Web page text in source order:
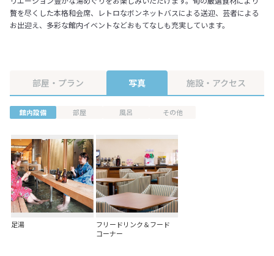
贅を尽くした本格和会席、レトロなボンネットバスによる送迎、芸者による
お出迎え、多彩な館内イベントなどおもてなしも充実しています。
部屋・プラン 写真 施設・アクセス
館内設備 部屋 風呂 その他
足湯
フリードリンク＆フード
コーナー